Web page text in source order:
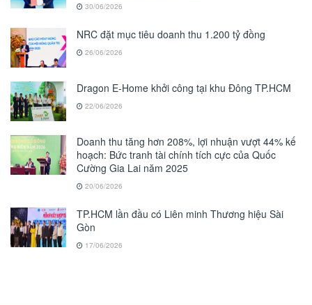
30/06/2026
NRC đặt mục tiêu doanh thu 1.200 tỷ đồng
26/06/2026
Dragon E-Home khởi công tại khu Đông TP.HCM
22/06/2026
Doanh thu tăng hơn 208%, lợi nhuận vượt 44% kế
hoạch: Bức tranh tài chính tích cực của Quốc
Cường Gia Lai năm 2025
20/06/2026
TP.HCM lần đầu có Liên minh Thương hiệu Sài
Gòn
17/06/2026